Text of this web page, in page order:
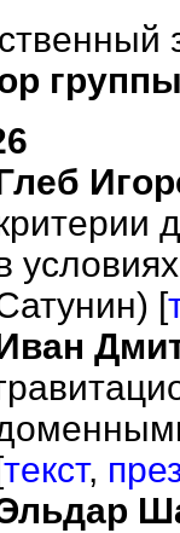
[
текст,